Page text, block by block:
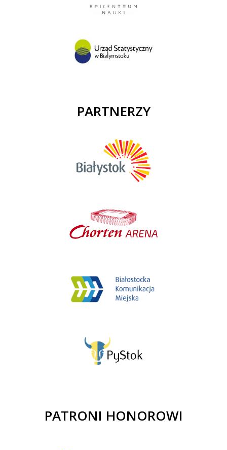
PARTNERZY
PATRONI HONOROWI